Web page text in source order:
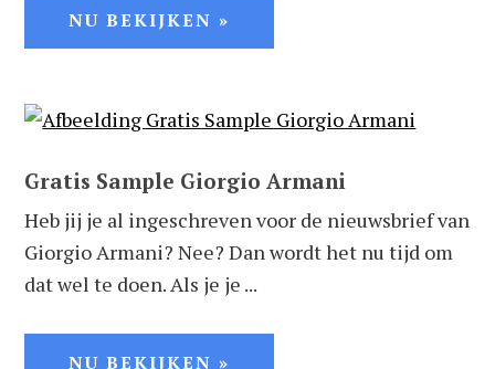
NU BEKIJKEN »
Gratis Sample Giorgio Armani
Heb jij je al ingeschreven voor de nieuwsbrief van
Giorgio Armani? Nee? Dan wordt het nu tijd om
dat wel te doen. Als je je ...
NU BEKIJKEN »